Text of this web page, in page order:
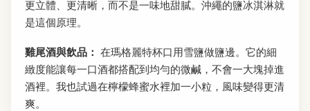
更立體、更清晰，而不是一味地甜膩。沖繩的鹽冰淇淋就
是這個原理。
雞尾酒與飲品： 在瑪格麗特杯口用雪鹽做鹽邊。它的細
緻度能讓每一口酒都搭配到均勻的微鹹，不會一大塊掉進
酒裡。我也試過在檸檬蜂蜜水裡加一小粒，風味變得更清
爽。